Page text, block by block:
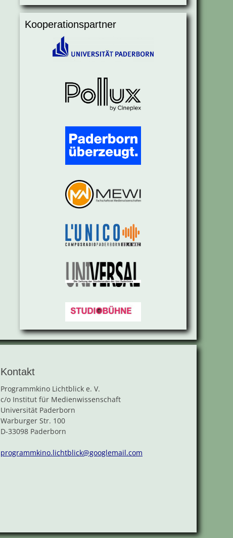
Kooperationspartner
Kontakt
Programmkino Lichtblick e. V.
c/o Institut für Medienwissenschaft
Universität Paderborn
Warburger Str. 100
D-33098 Paderborn
programmkino.lichtblick@googlemail.com